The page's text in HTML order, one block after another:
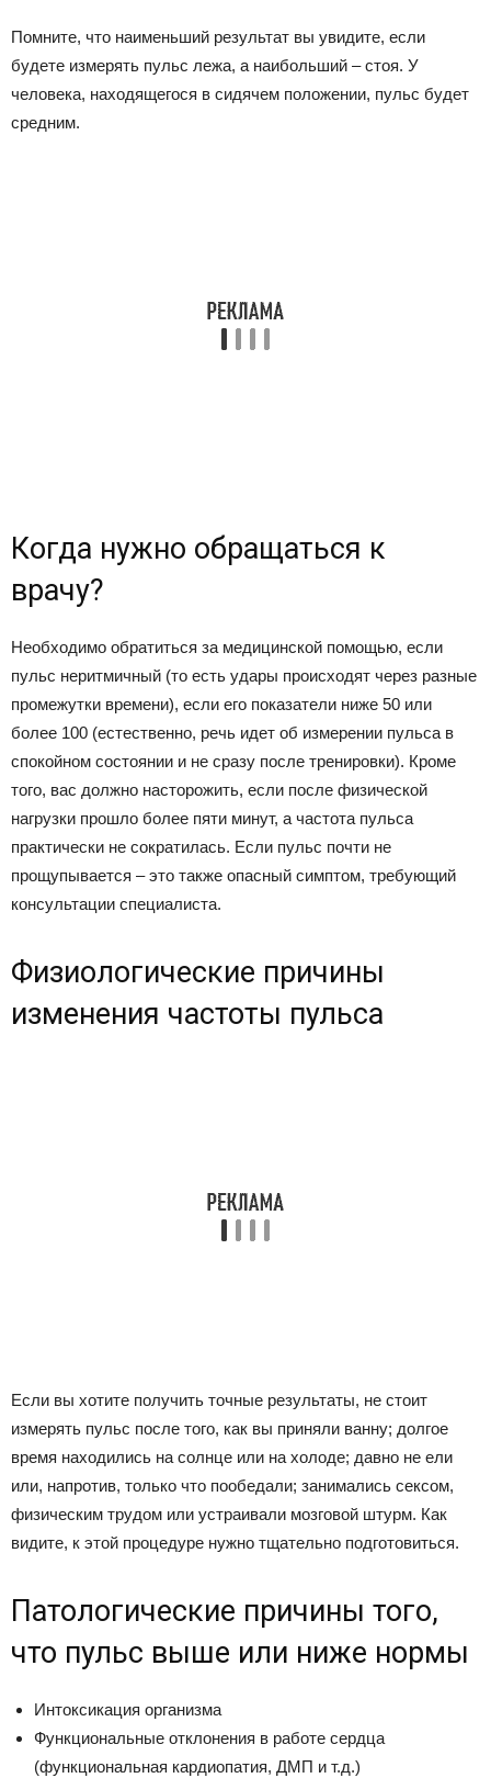
Помните, что наименьший результат вы увидите, если
будете измерять пульс лежа, а наибольший – стоя. У
человека, находящегося в сидячем положении, пульс будет
средним.
Когда нужно обращаться к
врачу?
Необходимо обратиться за медицинской помощью, если
пульс неритмичный (то есть удары происходят через разные
промежутки времени), если его показатели ниже 50 или
более 100 (естественно, речь идет об измерении пульса в
спокойном состоянии и не сразу после тренировки). Кроме
того, вас должно насторожить, если после физической
нагрузки прошло более пяти минут, а частота пульса
практически не сократилась. Если пульс почти не
прощупывается – это также опасный симптом, требующий
консультации специалиста.
Физиологические причины
изменения частоты пульса
Если вы хотите получить точные результаты, не стоит
измерять пульс после того, как вы приняли ванну; долгое
время находились на солнце или на холоде; давно не ели
или, напротив, только что пообедали; занимались сексом,
физическим трудом или устраивали мозговой штурм. Как
видите, к этой процедуре нужно тщательно подготовиться.
Патологические причины того,
что пульс выше или ниже нормы
Интоксикация организма
Функциональные отклонения в работе сердца
(функциональная кардиопатия, ДМП и т.д.)